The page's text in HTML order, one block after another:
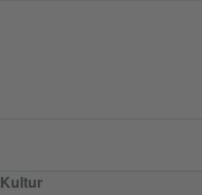
Kultur